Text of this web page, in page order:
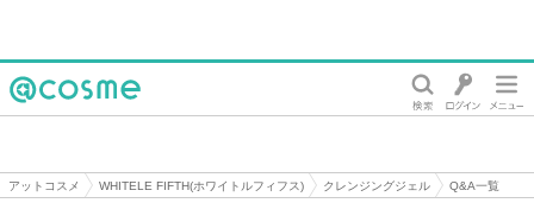
アットコスメ WHITELE FIFTH(ホワイトルフィフス) クレンジングジェル
Q&A一覧